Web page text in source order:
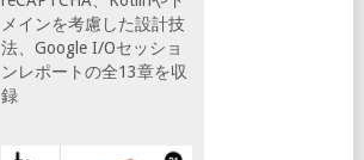
メインを考慮した設計技
法、Google I/Oセッショ
ンレポートの全13章を収
録